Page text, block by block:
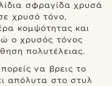
σφραγίδα χρυσά
χρυσό τόνο,
κομψότητας και
ο χρυσός τόνος
πολυτέλειας.
να βρεις το
απόλυτα στο στυλ